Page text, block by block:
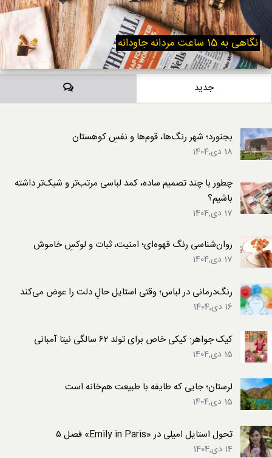
نگاهی به 15 ساعت مردانه جاودانه
جدید دیدگاه‌ها
بجنورد؛ شهر رنگ‌ها، قوم‌ها و نفسِ کوهستان
18 دی,1404
چطور با چند تصمیم ساده، کمد لباسی مرتب‌تر و شیک‌تر داشته
باشیم؟
17 دی,1404
روان‌شناسی رنگ قهوه‌ای؛ امنیت، ثبات و لوکسِ خاموش
17 دی,1404
رنگ‌درمانی در لباس؛ وقتی استایل حالِ دلت را عوض می‌کند
16 دی,1404
کیک جواهر: کیکی خاص برای تولد ۶۲ سالگی نیتا آمبانی
15 دی,1404
لرستان؛ جایی که طایفه با طبیعت هم‌خانه است
15 دی,1404
تحول استایل امیلی در «Emily in Paris» فصل ۵
14 دی,1404